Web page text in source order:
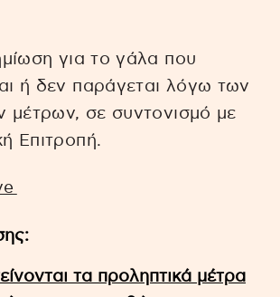
για το γάλα που
ή δεν παράγεται λόγω των
μέτρων, σε συντονισμό με
Επιτροπή.
τα προληπτικά μέτρα